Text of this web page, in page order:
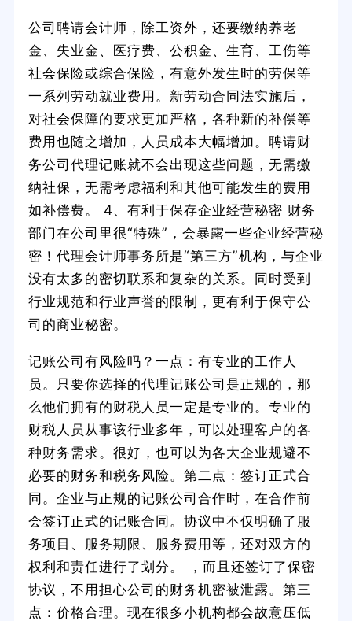
公司聘请会计师，除工资外，还要缴纳养老
金、失业金、医疗费、公积金、生育、工伤等
社会保险或综合保险，有意外发生时的劳保等
一系列劳动就业费用。新劳动合同法实施后，
对社会保障的要求更加严格，各种新的补偿等
费用也随之增加，人员成本大幅增加。聘请财
务公司代理记账就不会出现这些问题，无需缴
纳社保，无需考虑福利和其他可能发生的费用
如补偿费。 4、有利于保存企业经营秘密 财务
部门在公司里很“特殊”，会暴露一些企业经营秘
密！代理会计师事务所是“第三方”机构，与企业
没有太多的密切联系和复杂的关系。同时受到
行业规范和行业声誉的限制，更有利于保守公
司的商业秘密。
记账公司有风险吗？一点：有专业的工作人
员。只要你选择的代理记账公司是正规的，那
么他们拥有的财税人员一定是专业的。专业的
财税人员从事该行业多年，可以处理客户的各
种财务需求。很好，也可以为各大企业规避不
必要的财务和税务风险。第二点：签订正式合
同。企业与正规的记账公司合作时，在合作前
会签订正式的记账合同。协议中不仅明确了服
务项目、服务期限、服务费用等，还对双方的
权利和责任进行了划分。 ，而且还签订了保密
协议，不用担心公司的财务机密被泄露。第三
点：价格合理。现在很多小机构都会故意压低